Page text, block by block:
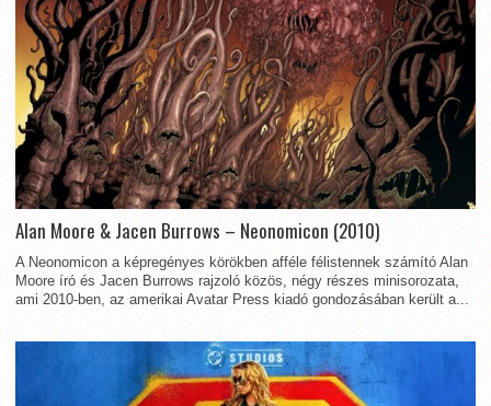
Alan Moore & Jacen Burrows – Neonomicon (2010)
A Neonomicon a képregényes körökben afféle félistennek számító Alan
Moore író és Jacen Burrows rajzoló közös, négy részes minisorozata,
ami 2010-ben, az amerikai Avatar Press kiadó gondozásában került a...